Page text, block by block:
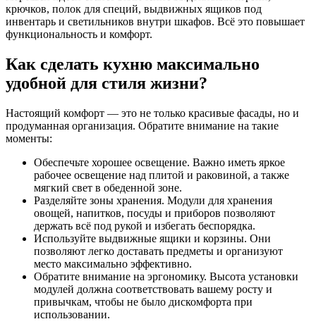
крючков, полок для специй, выдвижных ящиков под
инвентарь и светильников внутри шкафов. Всё это повышает
функциональность и комфорт.
Как сделать кухню максимально
удобной для стиля жизни?
Настоящий комфорт — это не только красивые фасады, но и
продуманная организация. Обратите внимание на такие
моменты:
Обеспечьте хорошее освещение. Важно иметь яркое
рабочее освещение над плитой и раковиной, а также
мягкий свет в обеденной зоне.
Разделяйте зоны хранения. Модули для хранения
овощей, напитков, посуды и приборов позволяют
держать всё под рукой и избегать беспорядка.
Используйте выдвижные ящики и корзины. Они
позволяют легко доставать предметы и организуют
место максимально эффективно.
Обратите внимание на эргономику. Высота установки
модулей должна соответствовать вашему росту и
привычкам, чтобы не было дискомфорта при
использовании.